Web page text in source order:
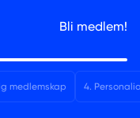
Bli medlem!
medlemskap 4.